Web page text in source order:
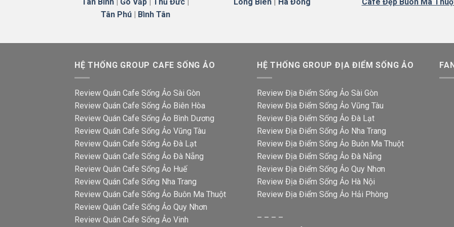
Tân Phú| Bình Tân
HỆ THỐNG GROUP CAFE SỐNG ẢO
Review Quán Cafe Sống Ảo Sài Gòn
Review Quán Cafe Sống Ảo Biên Hòa
Review Quán Cafe Sống Ảo Bình Dương
Review Quán Cafe Sống Ảo Vũng Tàu
Review Quán Cafe Sống Ảo Đà Lạt
Review Quán Cafe Sống Ảo Đà Nẵng
Review Quán Cafe Sống Ảo Huế
Review Quán Cafe Sống Nha Trang
Review Quán Cafe Sống Ảo Buôn Ma Thuột
Review Quán Cafe Sống Ảo Quy Nhơn
Review Quán Cafe Sống Ảo Vinh
HỆ THỐNG GROUP ĐỊA ĐIỂM SỐNG ẢO
Review Địa Điểm Sống Ảo Sài Gòn
Review Địa Điểm Sống Ảo Vũng Tàu
Review Địa Điểm Sống Ảo Đà Lạt
Review Địa Điểm Sống Ảo Nha Trang
Review Địa Điểm Sống Ảo Buôn Ma Thuột
Review Địa Điểm Sống Ảo Đà Nẵng
Review Địa Điểm Sống Ảo Quy Nhơn
Review Địa Điểm Sống Ảo Hà Nội
Review Địa Điểm Sống Ảo Hải Phòng
– – – –